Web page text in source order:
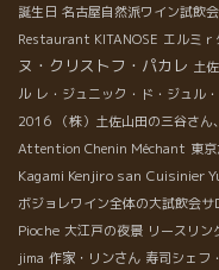
誕生日 名古屋自然派ワイン試飲会
Restaurant KITANOSE エルミ
ヌ・クリストフ・パカレ 土佐
ル レ・ジュニック・ド・ジュル
2016
（株）土佐山田の三谷さん
Attention Chenin Méchant 東
Kagami Kenjiro san Cuisinier
ボジョレワイン全体の大試飲会サ
Pioche 大江戸の夜景 リースリン
jima 作家・リンさん 寿司シェフ